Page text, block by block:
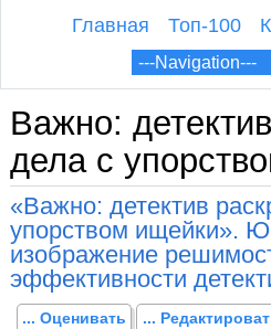
Главная Топ-100
Важно:
дела с
«Важно: детектив
упорством ищейки».
изображение
эффективности
... Оценивать ...